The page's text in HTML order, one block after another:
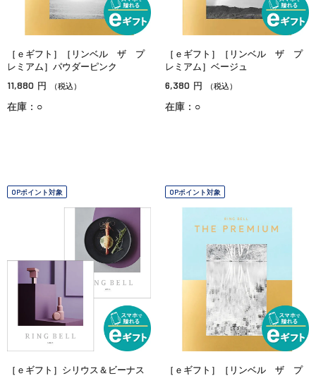
［ｅギフト］［リンベル ザ プ
レミアム］パウダーピンク
11,880 円 （税込）
在庫：○
［ｅギフト］［リンベル ザ プ
レミアム］ベージュ
6,380 円 （税込）
在庫：○
OPポイント対象
［ｅギフト］シリウス＆ビーナス
OPポイント対象
［ｅギフト］［リンベル ザ プ